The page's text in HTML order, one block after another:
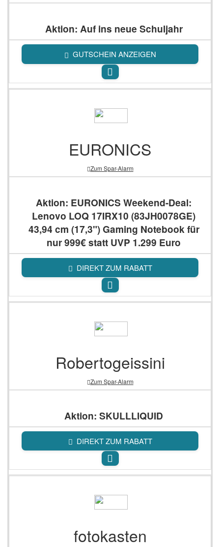
Aktion: Auf ins neue Schuljahr
GUTSCHEIN ANZEIGEN
EURONICS
Zum Spar-Alarm
Aktion: EURONICS Weekend-Deal:
Lenovo LOQ 17IRX10 (83JH0078GE)
43,94 cm (17,3") Gaming Notebook für
nur 999€ statt UVP 1.299 Euro
DIREKT ZUM RABATT
Robertogeissini
Zum Spar-Alarm
Aktion: SKULLLIQUID
DIREKT ZUM RABATT
fotokasten